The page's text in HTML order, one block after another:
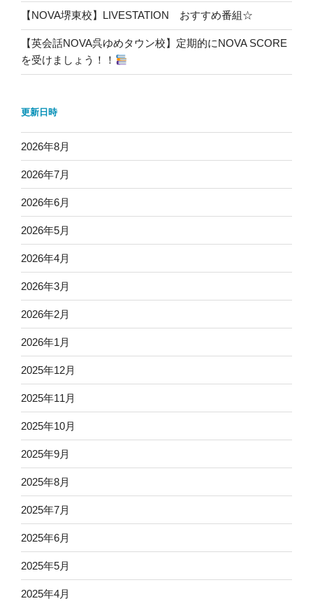
【NOVA堺東校】LIVESTATION おすすめ番組☆
【英会話NOVA呉ゆめタウン校】定期的にNOVA SCORE
を受けましょう！！
更新日時
2026年8月
2026年7月
2026年6月
2026年5月
2026年4月
2026年3月
2026年2月
2026年1月
2025年12月
2025年11月
2025年10月
2025年9月
2025年8月
2025年7月
2025年6月
2025年5月
2025年4月